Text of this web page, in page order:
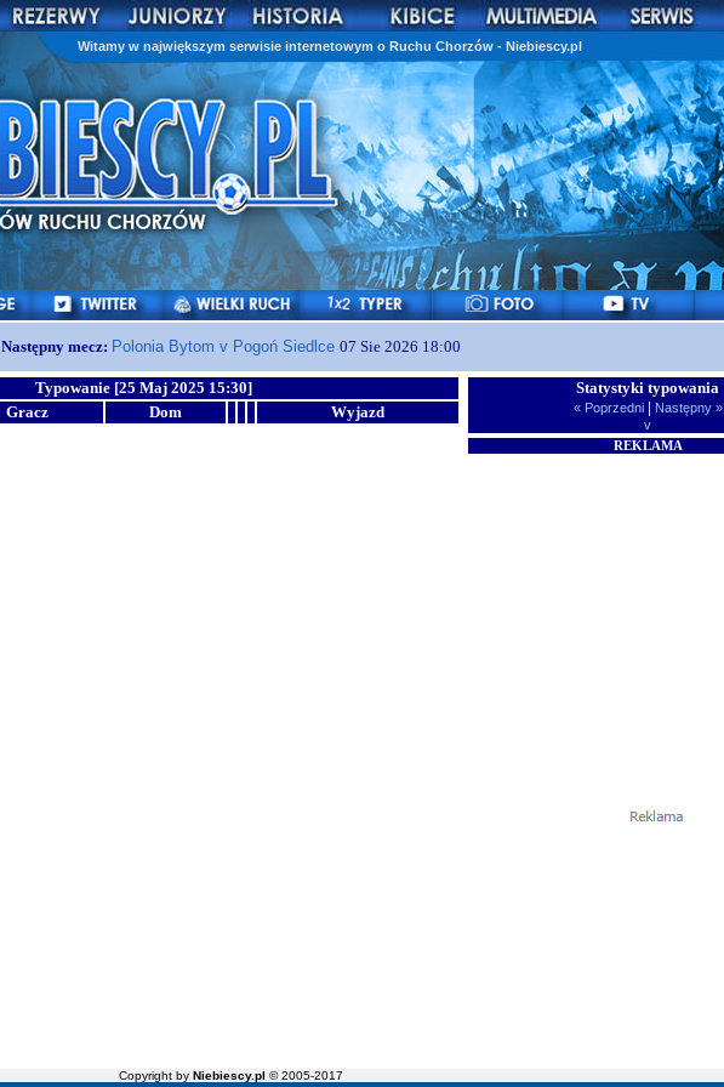
Witamy w największym serwisie internetowym o Ruchu Chorzów - Niebiescy.pl
Następny mecz: Polonia Bytom v Pogoń Siedlce 07 Sie 2026 18:00
Typowanie [25 Maj 2025 15:30]
Gracz Dom Wyjazd
Statystyki typowania
« Poprzedni | Następny »
v
REKLAMA
Copyright by Niebiescy.pl © 2005-2017